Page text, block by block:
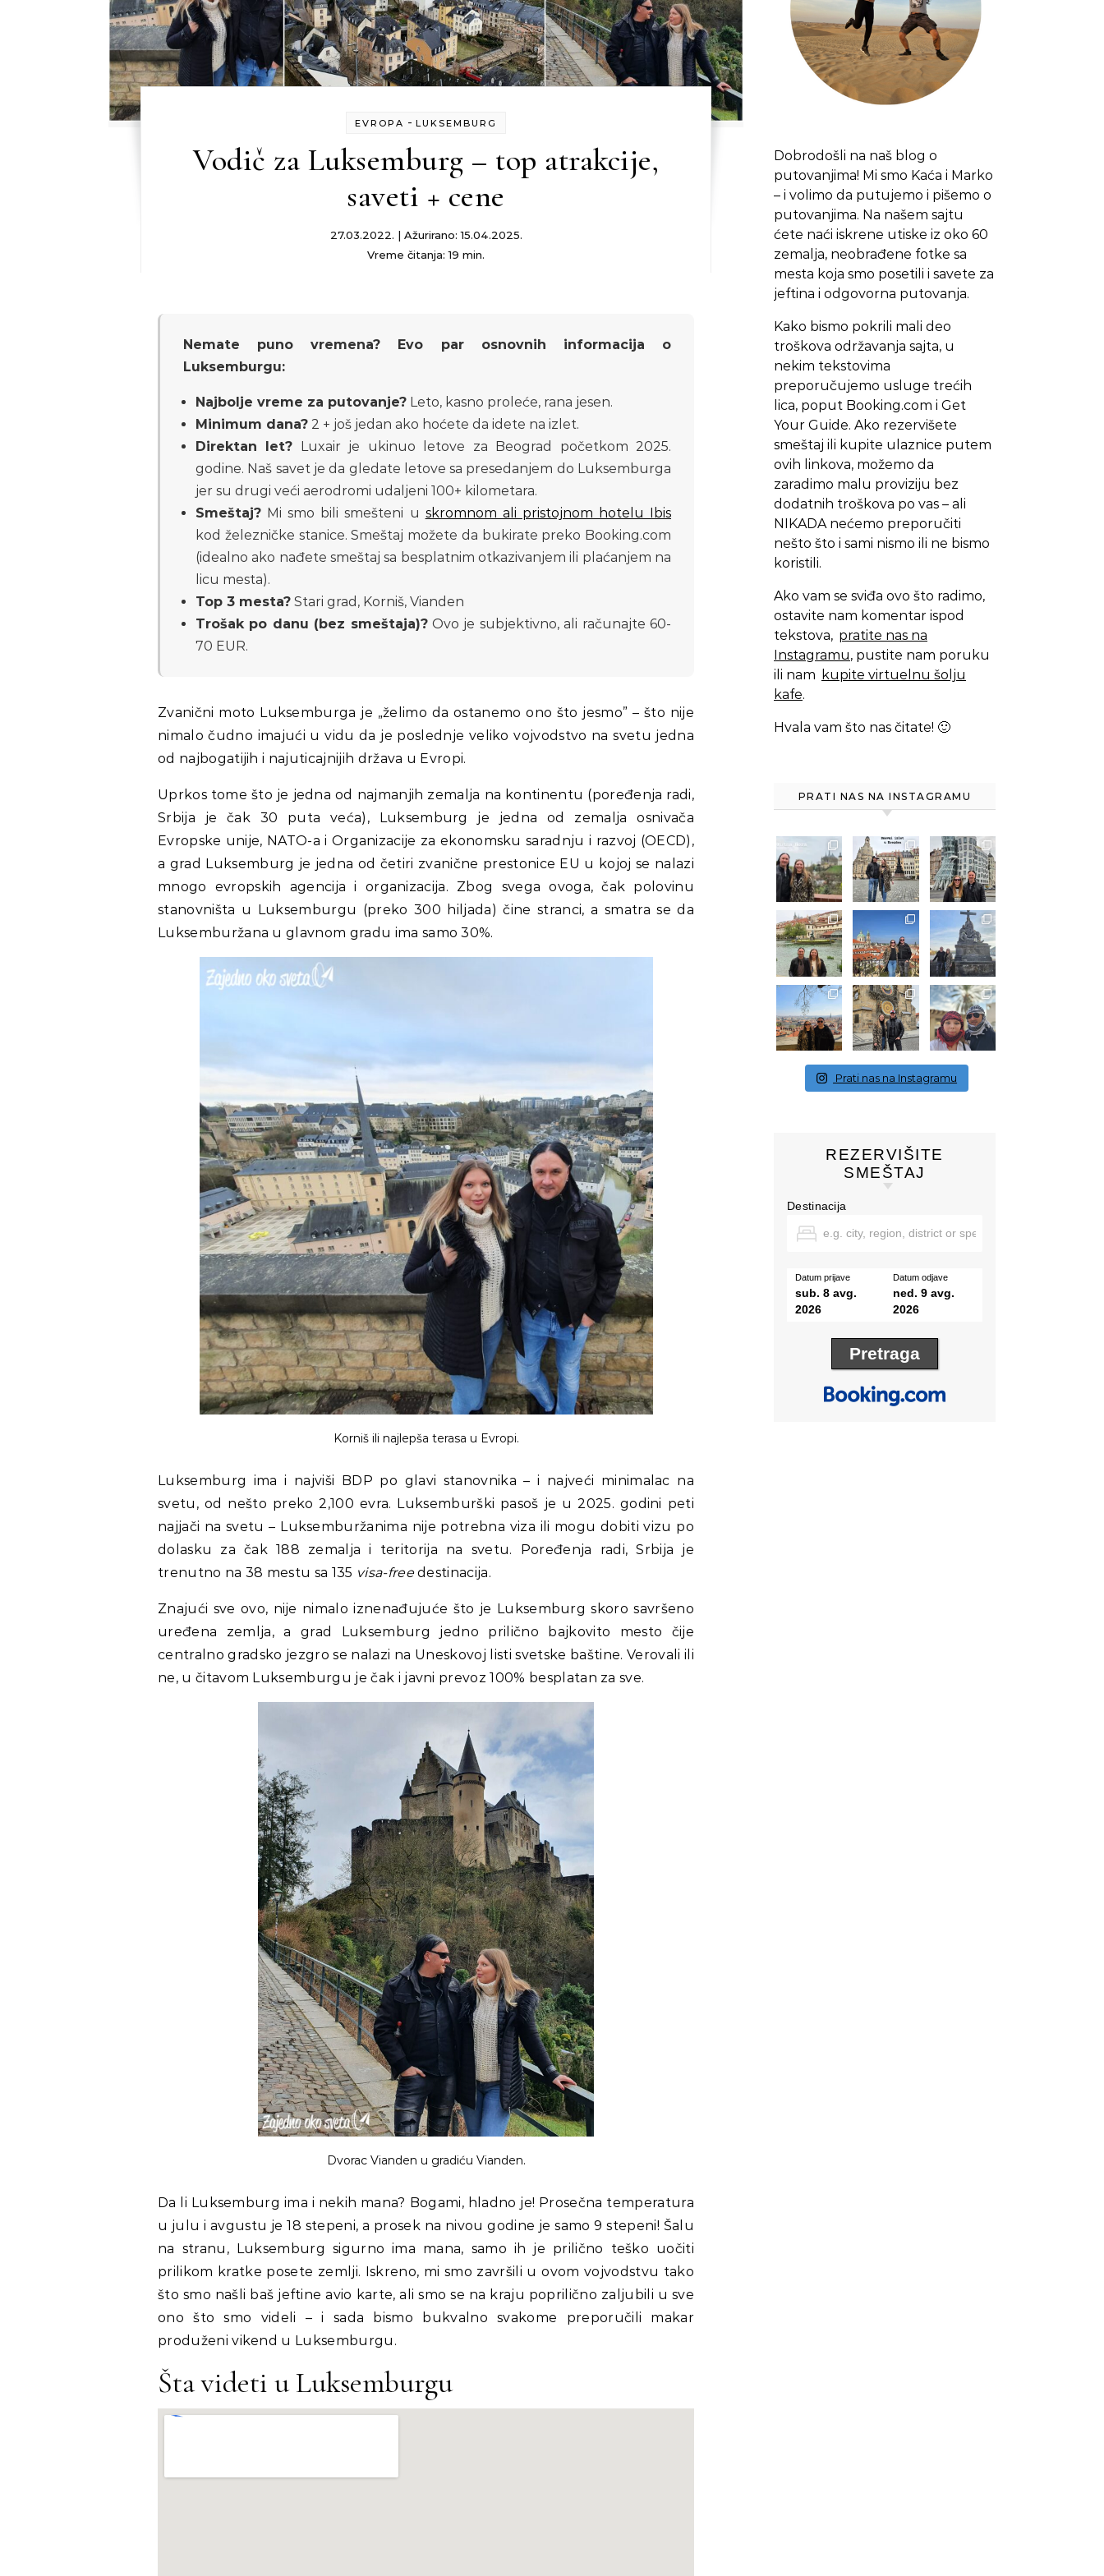
EVROPA - LUKSEMBURG
Vodič za Luksemburg – top atrakcije,
saveti + cene
27.03.2022. | Ažurirano: 15.04.2025.
Vreme čitanja: 19 min.
Nemate puno vremena? Evo par osnovnih informacija o
Luksemburgu:
Najbolje vreme za putovanje? Leto, kasno proleće, rana jesen.
Minimum dana? 2 + još jedan ako hoćete da idete na izlet.
Direktan let? Luxair je ukinuo letove za Beograd početkom 2025.
godine. Naš savet je da gledate letove sa presedanjem do Luksemburga
jer su drugi veći aerodromi udaljeni 100+ kilometara.
Smeštaj? Mi smo bili smešteni u skromnom ali pristojnom hotelu Ibis
kod železničke stanice. Smeštaj možete da bukirate preko Booking.com
(idealno ako nađete smeštaj sa besplatnim otkazivanjem ili plaćanjem na
licu mesta).
Top 3 mesta? Stari grad, Korniš, Vianden
Trošak po danu (bez smeštaja)?Ovo je subjektivno, ali računajte 60-
70 EUR.
Zvanični moto Luksemburga je „želimo da ostanemo ono što jesmo” – što nije
nimalo čudno imajući u vidu da je poslednje veliko vojvodstvo na svetu jedna
od najbogatijih i najuticajnijih država u Evropi.
Uprkos tome što je jedna od najmanjih zemalja na kontinentu (poređenja radi,
Srbija je čak 30 puta veća), Luksemburg je jedna od zemalja osnivača
Evropske unije, NATO-a i Organizacije za ekonomsku saradnju i razvoj (OECD),
a grad Luksemburg je jedna od četiri zvanične prestonice EU u kojoj se nalazi
mnogo evropskih agencija i organizacija. Zbog svega ovoga, čak polovinu
stanovništa u Luksemburgu (preko 300 hiljada) čine stranci, a smatra se da
Luksemburžana u glavnom gradu ima samo 30%.
Korniš ili najlepša terasa u Evropi.
Luksemburg ima i najviši BDP po glavi stanovnika – i najveći minimalac na
svetu, od nešto preko 2,100 evra. Luksemburški pasoš je u 2025. godini peti
najjači na svetu – Luksemburžanima nije potrebna viza ili mogu dobiti vizu po
dolasku za čak 188 zemalja i teritorija na svetu. Poređenja radi, Srbija je
trenutno na 38 mestu sa 135 visa-freedestinacija.
Znajući sve ovo, nije nimalo iznenađujuće što je Luksemburg skoro savršeno
uređena zemlja, a grad Luksemburg jedno prilično bajkovito mesto čije
centralno gradsko jezgro se nalazi na Uneskovoj listi svetske baštine. Verovali ili
ne, u čitavom Luksemburgu je čak i javni prevoz 100% besplatan za sve.
Dvorac Vianden u gradiću Vianden.
Da li Luksemburg ima i nekih mana? Bogami, hladno je! Prosečna temperatura
u julu i avgustu je 18 stepeni, a prosek na nivou godine je samo 9 stepeni! Šalu
na stranu, Luksemburg sigurno ima mana, samo ih je prilično teško uočiti
prilikom kratke posete zemlji. Iskreno, mi smo završili u ovom vojvodstvu tako
što smo našli baš jeftine avio karte, ali smo se na kraju poprilično zaljubili u sve
ono što smo videli – i sada bismo bukvalno svakome preporučili makar
produženi vikend u Luksemburgu.
Šta videti u Luksemburgu
Dobrodošli na naš blog o
putovanjima! Mi smo Kaća i Marko
– i volimo da putujemo i pišemo o
putovanjima. Na našem sajtu
ćete naći iskrene utiske iz oko 60
zemalja, neobrađene fotke sa
mesta koja smo posetili i savete za
jeftina i odgovorna putovanja.
Kako bismo pokrili mali deo
troškova održavanja sajta, u
nekim tekstovima
preporučujemo usluge trećih
lica, poput Booking.com i Get
Your Guide. Ako rezervišete
smeštaj ili kupite ulaznice putem
ovih linkova, možemo da
zaradimo malu proviziju bez
dodatnih troškova po vas – ali
NIKADA nećemo preporučiti
nešto što i sami nismo ili ne bismo
koristili.
Ako vam se sviđa ovo što radimo,
ostavite nam komentar ispod
tekstova, pratite nas na
Instagramu, pustite nam poruku
ili nam kupite virtuelnu šolju
kafe.
Hvala vam što nas čitate! 🙂
PRATI NAS NA INSTAGRAMU
Prati nas na Instagramu
REZERVIŠITE
SMEŠTAJ
Destinacija
Datum prijave
sub. 8 avg.
2026
Datum odjave
ned. 9 avg.
2026